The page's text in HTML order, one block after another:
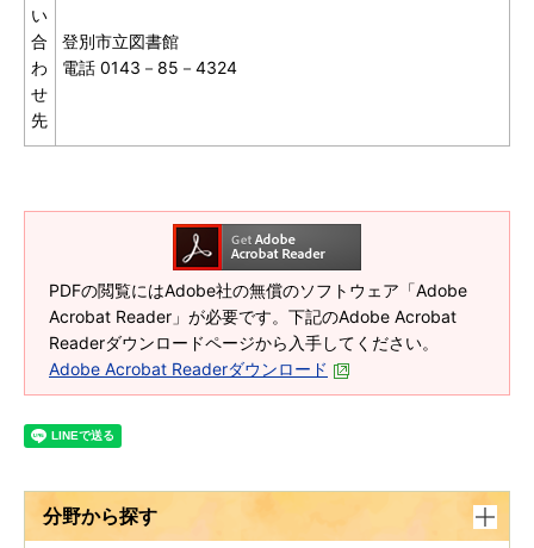
い
合
わ
せ
先
登別市立図書館
電話 0143－85－4324
PDFの閲覧にはAdobe社の無償のソフトウェア「Adobe
Acrobat Reader」が必要です。下記のAdobe Acrobat
Readerダウンロードページから入手してください。
Adobe Acrobat Readerダウンロード
分野から探す